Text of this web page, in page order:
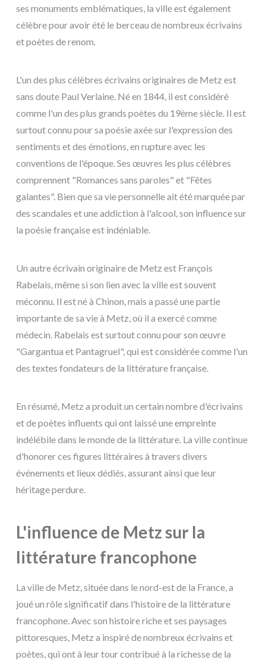
ses monuments emblématiques, la ville est également
célèbre pour avoir été le berceau de nombreux écrivains
et poètes de renom.
L'un des plus célèbres écrivains originaires de Metz est
sans doute Paul Verlaine. Né en 1844, il est considéré
comme l'un des plus grands poètes du 19ème siècle. Il est
surtout connu pour sa poésie axée sur l'expression des
sentiments et des émotions, en rupture avec les
conventions de l'époque. Ses œuvres les plus célèbres
comprennent "Romances sans paroles" et "Fêtes
galantes". Bien que sa vie personnelle ait été marquée par
des scandales et une addiction à l'alcool, son influence sur
la poésie française est indéniable.
Un autre écrivain originaire de Metz est François
Rabelais, même si son lien avec la ville est souvent
méconnu. Il est né à Chinon, mais a passé une partie
importante de sa vie à Metz, où il a exercé comme
médecin. Rabelais est surtout connu pour son œuvre
"Gargantua et Pantagruel", qui est considérée comme l'un
des textes fondateurs de la littérature française.
En résumé, Metz a produit un certain nombre d'écrivains
et de poètes influents qui ont laissé une empreinte
indélébile dans le monde de la littérature. La ville continue
d'honorer ces figures littéraires à travers divers
événements et lieux dédiés, assurant ainsi que leur
héritage perdure.
L'influence de Metz sur la
littérature francophone
La ville de Metz, située dans le nord-est de la France, a
joué un rôle significatif dans l'histoire de la littérature
francophone. Avec son histoire riche et ses paysages
pittoresques, Metz a inspiré de nombreux écrivains et
poètes, qui ont à leur tour contribué à la richesse de la